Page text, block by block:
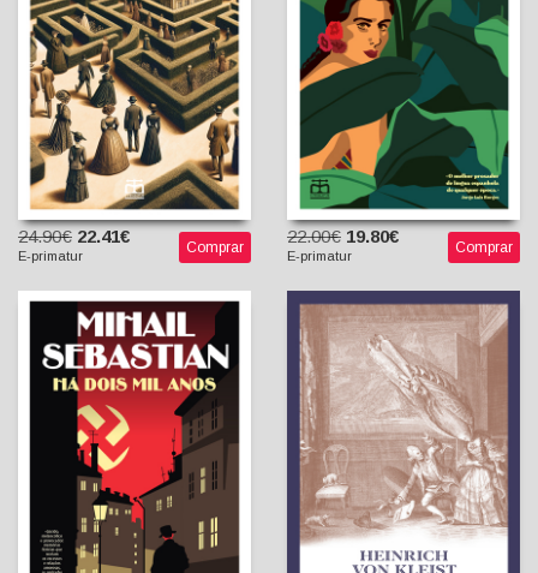
tradução e notas)
24.90€ 22.41€
E-primatur Comprar
(tradutora)
22.00€ 19.80€
E-primatur Comprar
Há Dois Mil Anos
Mihail Sebastian
Tanty Ungureanu
(tradutora)
Estranha Profecia e Outros
Textos
Heinrich von Kleist
Bruno C. Duarte
(Posfácio, trad. e notas)